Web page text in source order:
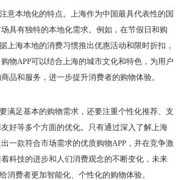
意本地化的特点。上海作为中国最具代表性的国
具有独特的本地化需求。例如，在节假日和购
上海本地的消费习惯推出优惠活动和限时折扣，
物APP可以结合上海的城市文化和特色，为用户
品和服务，进一步提升消费者的购物体验。
满足基本的购物需求，还要注重个性化推荐、支
好等多个方面的优化。只有通过深入了解上海
一款符合市场需求的优质购物APP，并在竞争激
科技的进步和人们消费观念的不断变化，未来
消费者更加智能化、个性化的购物体验。